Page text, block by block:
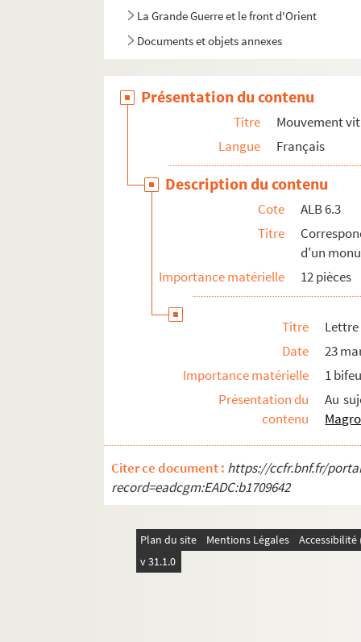
La Grande Guerre et le front d'Orient
Documents et objets annexes
Présentation du contenu
Titre
Mouvement
Langue
Français
Description du contenu
Cote
ALB 6.3
Titre
d'un
Importance matérielle
12 pièces
Titre
Lettre
Date
23
Importance matérielle
1
Présentation du
contenu
Au
Citer ce document : https://ccfr.bnf.fr/
record=eadcgm:EADC:b1709642
Plan du site Mentions Légales
v 31.1.0